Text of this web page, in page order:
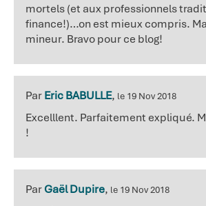
mortels (et aux professionnels
finance!)…on est mieux compris.
mineur. Bravo pour ce blog!
ParEric BABULLE, le 19 Nov 2018
Excelllent. Parfaitement expliqué.
!
ParGaël Dupire, le 19 Nov 2018